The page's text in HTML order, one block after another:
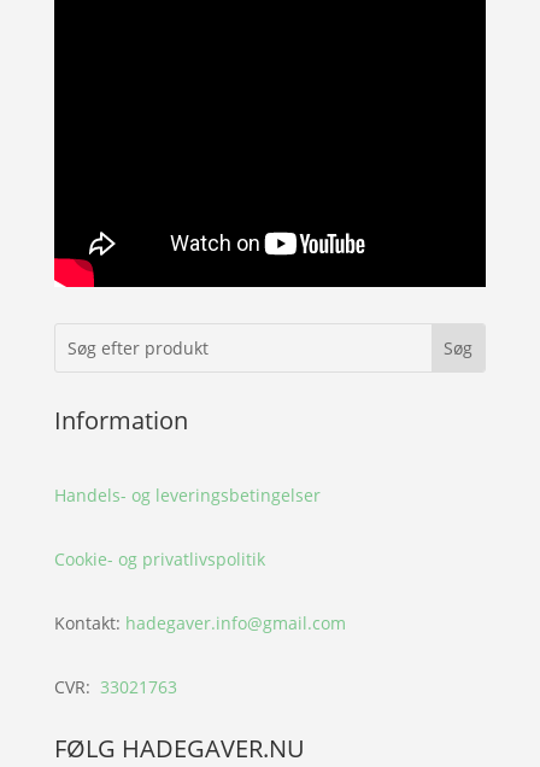
Information
Handels- og leveringsbetingelser
Cookie- og privatlivspolitik
Kontakt: hadegaver.info@gmail.com
CVR: 33021763
FØLG HADEGAVER.NU